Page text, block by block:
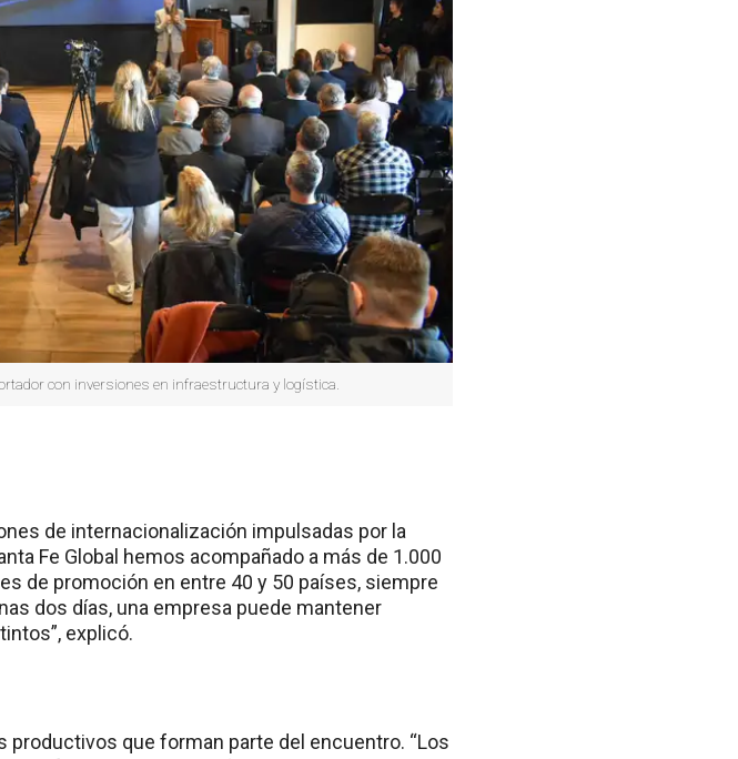
con inversiones en infraestructura y logística.
de internacionalización impulsadas por la
Fe Global hemos acompañado a más de 1.000
de promoción en entre 40 y 50 países, siempre
dos días, una empresa puede mantener
explicó.
que forman parte del encuentro. “Los